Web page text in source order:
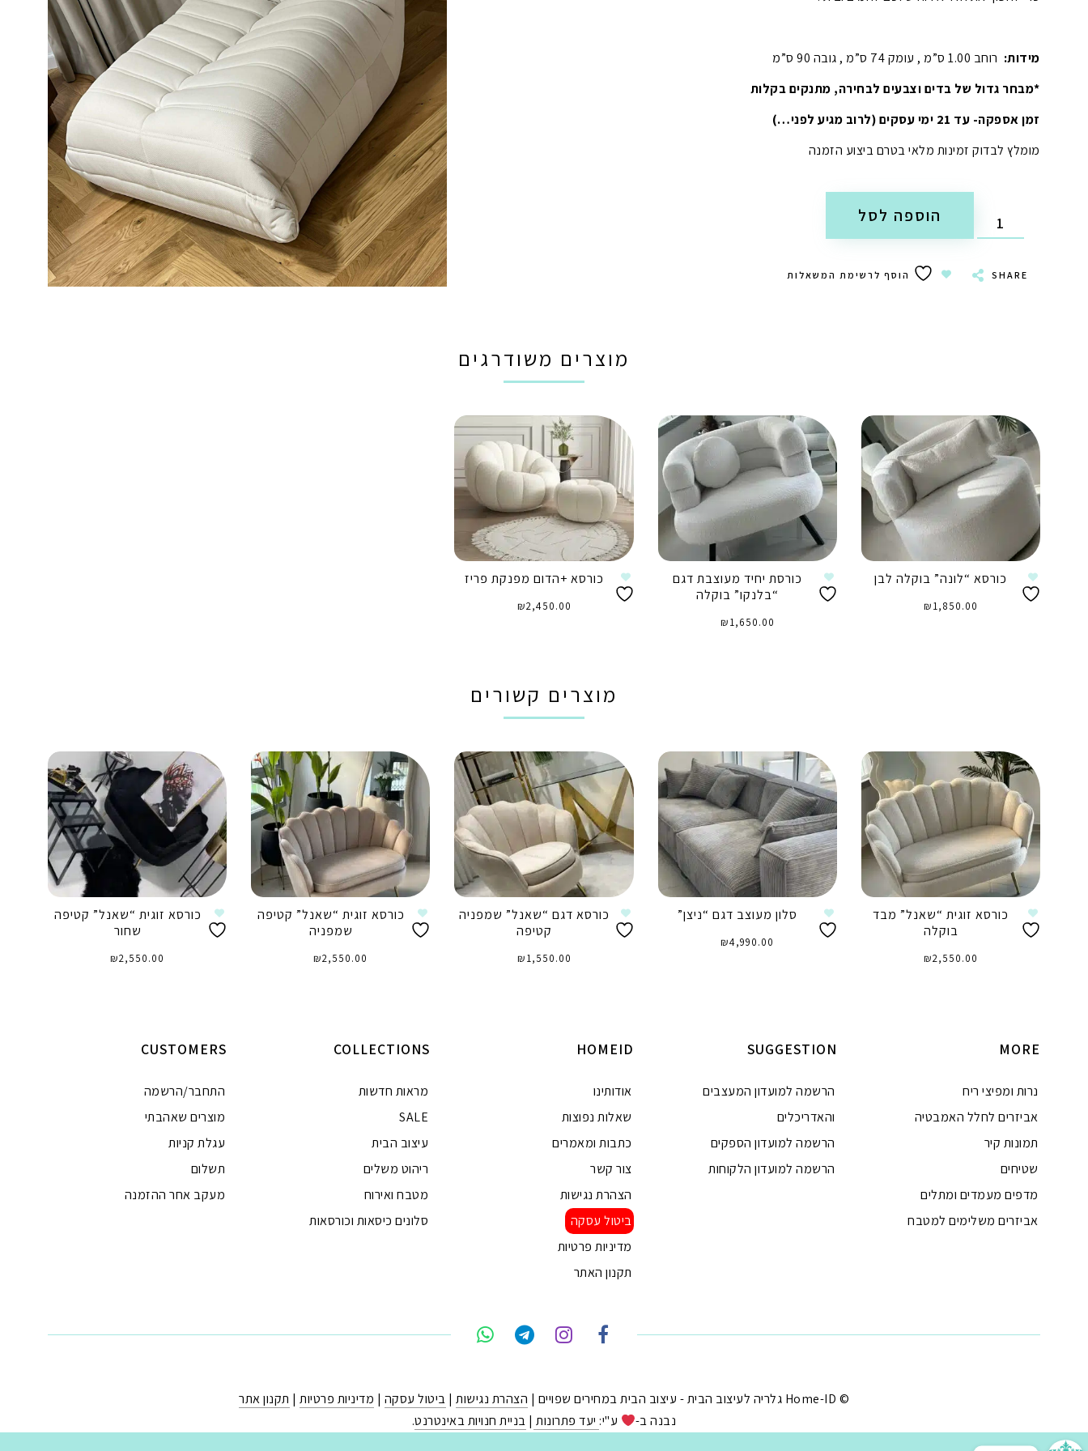
מידות: רוחב 1.00 ס”מ , עומק 74 ס”מ , גובה 90 ס”מ
*מבחר גדול של בדים וצבעים לבחירה, מתנקים בקלות
זמן אספקה- עד 21 ימי עסקים (לרוב מגיע לפני…)
מומלץ לבדוק זמינות מלאי בטרם ביצוע הזמנה
הוספה לסל
SHARE הוסף לרשימת המשאלות
מוצרים משודרגים
כורסא “לונה” בוקלה לבן
₪1,850.00
כורסת יחיד מעוצבת דגם
“בלנקו” בוקלה
₪1,650.00
כורסא +הדום מפנקת פריז
₪2,450.00
מוצרים קשורים
כורסא זוגית “שאנל” מבד
בוקלה
₪2,550.00
סלון מעוצב דגם “ניצן”
₪4,990.00
כורסא דגם “שאנל” שמפניה
קטיפה
₪1,550.00
כורסא זוגית “שאנל” קטיפה
שמפניה
₪2,550.00
כורסא זוגית “שאנל” קטיפה
שחור
₪2,550.00
CUSTOMERS
התחבר/הרשמה
מוצרים שאהבתי
עגלת קניות
תשלום
מעקב אחר ההזמנה
COLLECTIONS
מראות חדשות
SALE
עיצוב הבית
ריהוט משלים
מטבח ואירוח
סלונים כיסאות וכורסאות
HOMEID
אודותינו
שאלות נפוצות
כתבות ומאמרים
צור קשר
הצהרת נגישות
ביטול עסקה
מדיניות פרטיות
תקנון האתר
SUGGESTION
הרשמה למועדון המעצבים
והאדריכלים
הרשמה למועדון הספקים
הרשמה למועדון הלקוחות
MORE
נרות ומפיצי ריח
אביזרים לחלל האמבטיה
תמונות קיר
שטיחים
מדפים מעמדים ומתלים
אביזרים משלימים למטבח
© Home-ID גלריה לעיצוב הבית - עיצוב הבית במחירים שפויים | הצהרת נגישות | ביטול עסקה | מדיניות פרטיות | תקנון אתר
נבנה ב-
ע"י: יעד פתרונות | בניית חנויות באינטרנט.